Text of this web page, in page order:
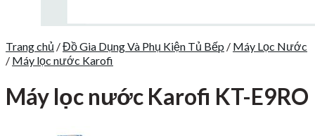
Trang chủ /Đồ Gia Dụng Và Phụ Kiện Tủ Bếp / Máy Lọc Nước
/ Máy lọc nước Karofi
Máy lọc nước Karofi KT-E9RO